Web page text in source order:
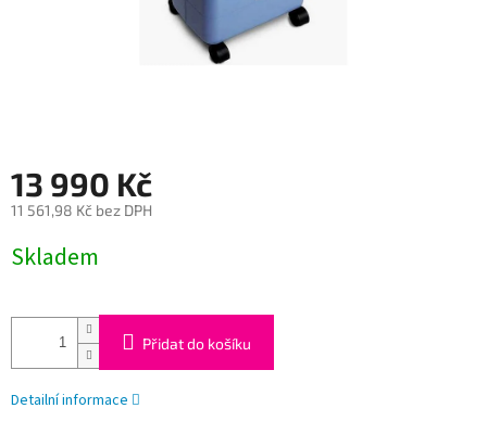
13 990 Kč
11 561,98 Kč bez DPH
cena:
Skladem
Přidat do košíku
Detailní informace